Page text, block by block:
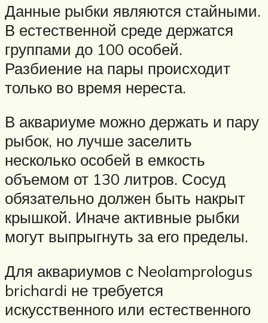
Данные рыбки являются стайными.
В естественной среде держатся
группами до 100 особей.
Разбиение на пары происходит
только во время нереста.
В аквариуме можно держать и пару
рыбок, но лучше заселить
несколько особей в емкость
объемом от 130 литров. Сосуд
обязательно должен быть накрыт
крышкой. Иначе активные рыбки
могут выпрыгнуть за его пределы.
Для аквариумов с Neolamprologus
brichardi не требуется
искусственного или естественного